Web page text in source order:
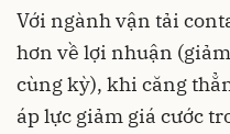
Với ngành vận tải
hơn về lợi nhuận
cùng kỳ), khi căng
áp lực giảm giá cước